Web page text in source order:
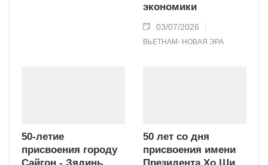
экономики
03/07/2026
ВЬЕТНАМ- НОВАЯ ЭРА
50-летие
присвоения городу
50 лет со дня
присвоения имени